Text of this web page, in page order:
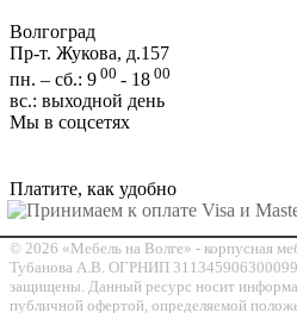
Волгоград
Пр-т. Жукова, д.157
пн. – сб.: 9 00 - 18 00
вс.: выходной день
Мы в соцсетях
Платите, как удобно
© 2026 «Мебель на Волге» - корпусная
Тубанова А.В. ОГРНИП
защищены. Данный ресурс носит
публичной офертой, определяемой